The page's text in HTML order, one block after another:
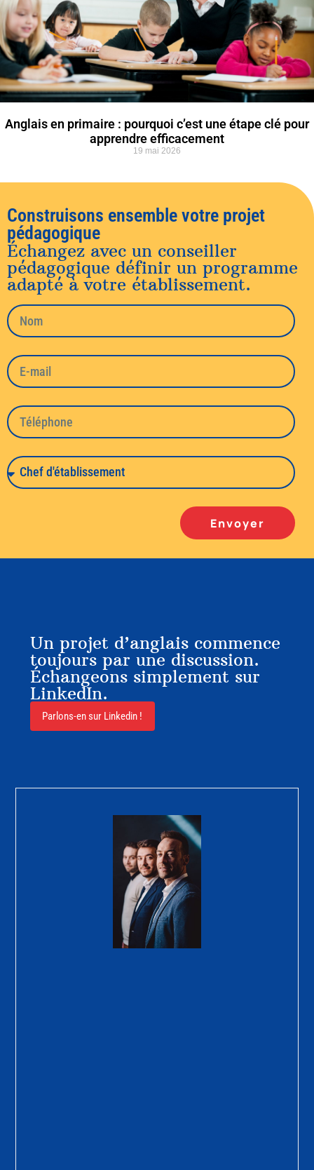
Anglais en primaire : pourquoi c’est une étape clé pour
apprendre efficacement
19 mai 2026
Construisons ensemble votre projet
pédagogique
Échangez avec un conseiller
pédagogique définir un programme
adapté à votre établissement.
Envoyer
Un projet d’anglais commence
toujours par une discussion.
Échangeons simplement sur
LinkedIn.
Parlons-en sur Linkedin !